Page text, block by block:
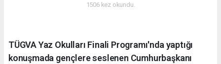
1506 kez okundu.
TÜGVA Yaz Okulları Finali Programı'nda yaptığı
konuşmada gençlere seslenen Cumhurbaşkanı